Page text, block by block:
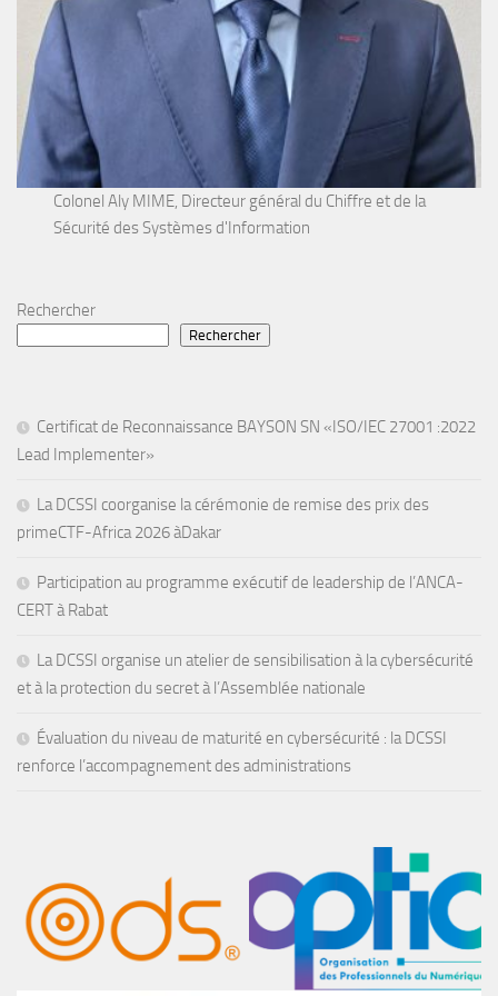
Colonel Aly MIME, Directeur général du Chiffre et de la
Sécurité des Systèmes d'Information
Rechercher
Rechercher
Certificat de Reconnaissance BAYSON SN «ISO/IEC 27001 :2022
Lead Implementer»
La DCSSI coorganise la cérémonie de remise des prix des
primeCTF-Africa 2026 àDakar
Participation au programme exécutif de leadership de l’ANCA-
CERT à Rabat
La DCSSI organise un atelier de sensibilisation à la cybersécurité
et à la protection du secret à l’Assemblée nationale
Évaluation du niveau de maturité en cybersécurité : la DCSSI
renforce l’accompagnement des administrations